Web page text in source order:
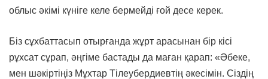
облыс әкімі күніге келе бермейді ғой десе керек.
Біз сұхбаттасып отырғанда жұрт арасынан бір кісі
рұхсат сұрап, әңгіме бастады да маған қарап: «Әбеке,
мен шәкіртіңіз Мұхтар Тілеубердиевтің әкесімін. Сіздің